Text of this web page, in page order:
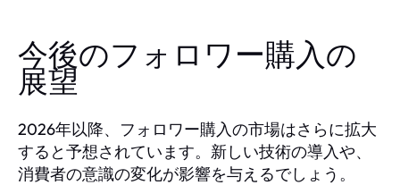
今後のフォロワー購入の
展望
2026年以降、フォロワー購入の市場はさらに拡大
すると予想されています。新しい技術の導入や、
消費者の意識の変化が影響を与えるでしょう。